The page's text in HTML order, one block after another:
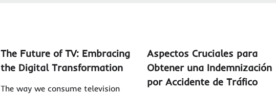
The Future of TV: Embracing
the Digital Transformation
The way we consume television
Aspectos Cruciales para
Obtener una Indemnización
por Accidente de Tráfico